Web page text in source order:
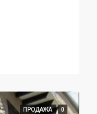
ПРОДАЖА 0